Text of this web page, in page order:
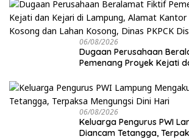
06/08/2026
Dugaan Perusahaan
Pemenang Proyek Kejati
Kosong dan Lahan Kosong,
Disorot
06/08/2026
Keluarga Pengurus PWI
Diancam Tetangga,